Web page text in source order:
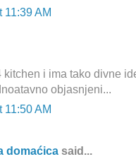
11:39 AM
i ima tako divne
objasnjeni...
11:50 AM
domaćica said...